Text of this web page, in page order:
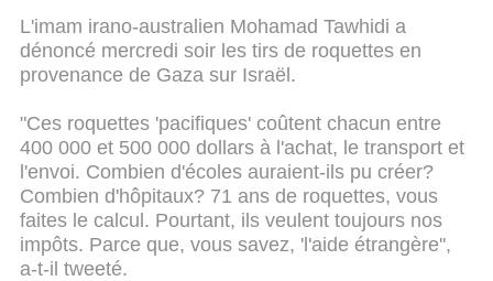
L'imam irano-australien Mohamad Tawhidi a
dénoncé mercredi soir les tirs de roquettes en
provenance de Gaza sur Israël.
"Ces roquettes 'pacifiques' coûtent chacun entre
400 000 et 500 000 dollars à l'achat, le transport et
l'envoi. Combien d'écoles auraient-ils pu créer?
Combien d'hôpitaux? 71 ans de roquettes, vous
faites le calcul. Pourtant, ils veulent toujours nos
impôts. Parce que, vous savez, 'l'aide étrangère'',
a-t-il tweeté.